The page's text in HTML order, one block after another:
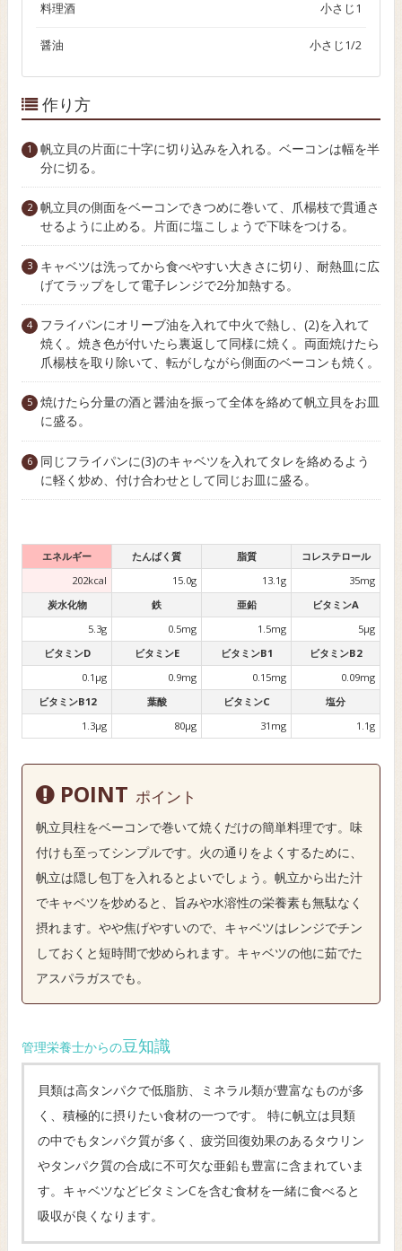
料理酒 小さじ1
醤油 小さじ1/2
作り方
帆立貝の片面に十字に切り込みを入れる。ベーコンは幅を半
分に切る。
帆立貝の側面をベーコンできつめに巻いて、爪楊枝で貫通さ
せるように止める。片面に塩こしょうで下味をつける。
キャベツは洗ってから食べやすい大きさに切り、耐熱皿に広
げてラップをして電子レンジで2分加熱する。
フライパンにオリーブ油を入れて中火で熱し、(2)を入れて
焼く。焼き色が付いたら裏返して同様に焼く。両面焼けたら
爪楊枝を取り除いて、転がしながら側面のベーコンも焼く。
焼けたら分量の酒と醤油を振って全体を絡めて帆立貝をお皿
に盛る。
同じフライパンに(3)のキャベツを入れてタレを絡めるよう
に軽く炒め、付け合わせとして同じお皿に盛る。
エネルギー たんぱく質 脂質
コレステロール
202kcal
15.0g 13.1g
35mg
炭水化物
鉄 亜鉛
ビタミンA
5.3g
0.5mg 1.5mg
5µg
ビタミンD
ビタミンE ビタミンB1
ビタミンB2
0.1µg
0.9mg 0.15mg
0.09mg
ビタミンB12
葉酸 ビタミンC
塩分
1.3µg
80µg 31mg 1.1g
POINT ポイント
帆立貝柱をベーコンで巻いて焼くだけの簡単料理です。味
付けも至ってシンプルです。火の通りをよくするために、
帆立は隠し包丁を入れるとよいでしょう。帆立から出た汁
でキャベツを炒めると、旨みや水溶性の栄養素も無駄なく
摂れます。やや焦げやすいので、キャベツはレンジでチン
しておくと短時間で炒められます。キャベツの他に茹でた
アスパラガスでも。
管理栄養士からの豆知識
貝類は高タンパクで低脂肪、ミネラル類が豊富なものが多
く、積極的に摂りたい食材の一つです。 特に帆立は貝類
の中でもタンパク質が多く、疲労回復効果のあるタウリン
やタンパク質の合成に不可欠な亜鉛も豊富に含まれていま
す。キャベツなどビタミンCを含む食材を一緒に食べると
吸収が良くなります。